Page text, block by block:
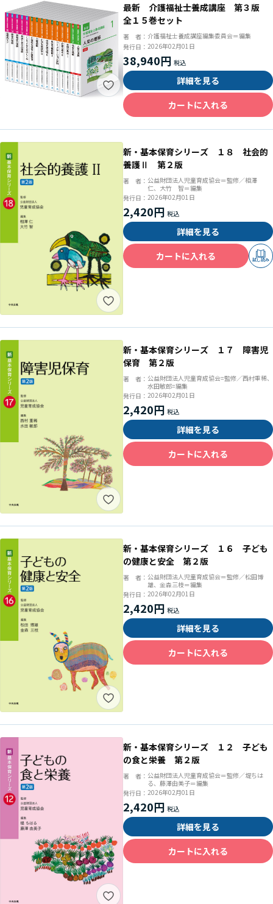
最新 介護福祉士養成講座 第３版
全１５巻セット
著 者： 介護福祉士養成講座編集委員会＝編集
発行日： 2026年02月01日
38,940円
詳細を見る
カートに入れる
新・基本保育シリーズ １８ 社会的
養護Ⅱ 第２版
著 者： 公益財団法人児童育成協会＝監修／相澤
仁、大竹 智＝編集
発行日： 2026年02月01日
2,420円
詳細を見る
カートに入れる
試し読み
新・基本保育シリーズ １７ 障害児
保育 第２版
著 者： 公益財団法人児童育成協会=監修／西村重稀、
水田敏郎=編集
発行日： 2026年02月01日
2,420円
詳細を見る
カートに入れる
新・基本保育シリーズ １６ 子ども
の健康と安全 第２版
著 者： 公益財団法人児童育成協会＝監修／松田博
雄、金森三枝＝編集
発行日： 2026年02月01日
2,420円
詳細を見る
カートに入れる
新・基本保育シリーズ １２ 子ども
の食と栄養 第２版
著 者： 公益財団法人児童育成協会＝監修／堤ちは
る、藤澤由美子＝編集
発行日： 2026年02月01日
2,420円
詳細を見る
カートに入れる